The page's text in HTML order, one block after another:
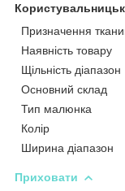
Призначення
Наявність товару
Щільність діапазон
Основний склад
Тип малюнка
Колір
Ширина діапазон
Приховати